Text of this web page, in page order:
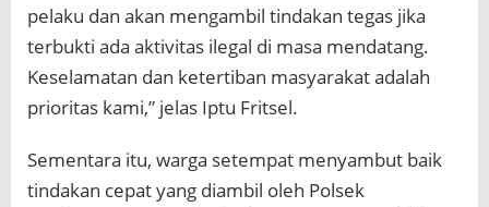
pelaku dan akan mengambil tindakan tegas jika
terbukti ada aktivitas ilegal di masa mendatang.
Keselamatan dan ketertiban masyarakat adalah
prioritas kami,” jelas Iptu Fritsel.
Sementara itu, warga setempat menyambut baik
tindakan cepat yang diambil oleh Polsek